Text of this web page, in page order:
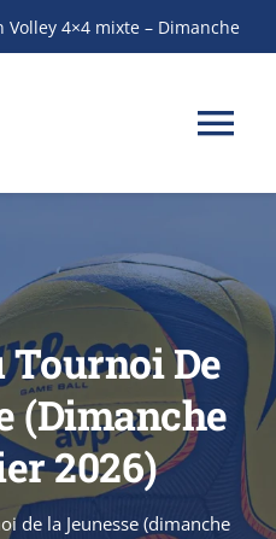
4×4 mixte – Dimanche14 juin
Tournoi De
(dimanche
2026)
de la Jeunesse (dimanche